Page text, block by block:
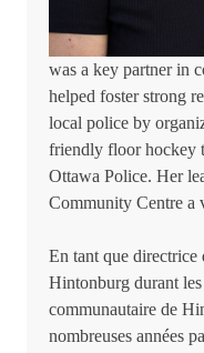
was a key partner in
helped foster strong
local police by
friendly floor hockey
Ottawa Police. Her
Community Centre a
En tant que directrice
Hintonburg durant les
communautaire de
nombreuses années